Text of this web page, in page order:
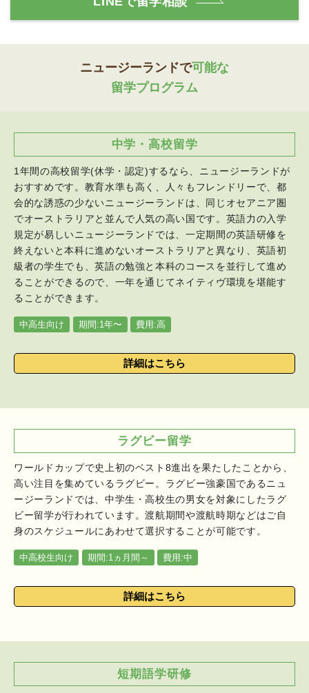
ニュージーランドで可能な
留学プログラム
中学・高校留学
1年間の高校留学(休学・認定)するなら、ニュージーランドが
おすすめです。教育水準も高く、人々もフレンドリーで、都
会的な誘惑の少ないニュージーランドは、同じオセアニア圏
でオーストラリアと並んで人気の高い国です。英語力の入学
規定が易しいニュージーランドでは、一定期間の英語研修を
終えないと本科に進めないオーストラリアと異なり、英語初
級者の学生でも、英語の勉強と本科のコースを並行して進め
ることができるので、一年を通じてネイティヴ環境を堪能す
ることができます。
中高生向け 期間:1年〜 費用:高
詳細はこちら
ラグビー留学
ワールドカップで史上初のベスト8進出を果たしたことから、
高い注目を集めているラグビー。ラグビー強豪国であるニュ
ージーランドでは、中学生・高校生の男女を対象にしたラグ
ビー留学が行われています。渡航期間や渡航時期などはご自
身のスケジュールにあわせて選択することが可能です。
中高校生向け 期間:1ヵ月間～ 費用:中
詳細はこちら
短期語学研修